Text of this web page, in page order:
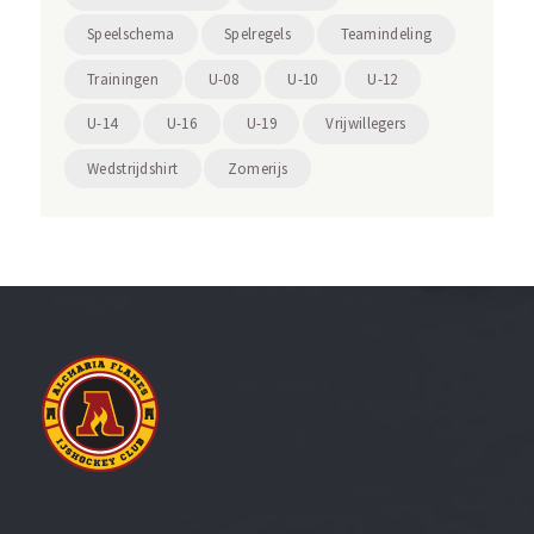
Speelschema Spelregels Teamindeling
Trainingen U-08 U-10 U-12
U-14 U-16 U-19 Vrijwillegers
Wedstrijdshirt Zomerijs